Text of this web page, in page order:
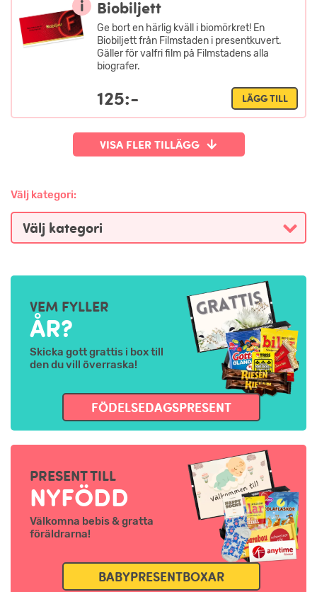
i Biobiljett
Ge bort en härlig kväll i biomörkret! En
Biobiljett från Filmstaden i presentkuvert.
Gäller för valfri film på Filmstadens alla
biografer.
125:- LÄGG TILL
VISA FLER TILLÄGG
Välj kategori:
VEM FYLLER
ÅR?
Skicka gott grattis i box till
den du vill överraska!
FÖDELSEDAGSPRESENT
PRESENT TILL
NYFÖDD
Välkomna bebis & gratta
föräldrarna!
BABYPRESENTBOXAR